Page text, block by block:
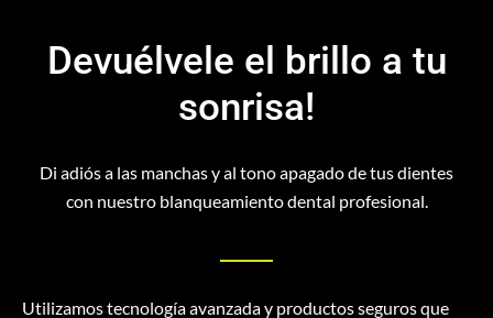
Devuélvele el brillo a tu
sonrisa!
Di adiós a las manchas y al tono apagado de tus dientes
con nuestro blanqueamiento dental profesional.
Utilizamos tecnología avanzada y productos seguros que